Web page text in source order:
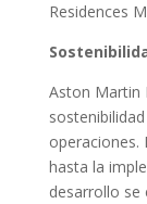
Residences
Aston Martin
operaciones.
hasta la
desarrollo se